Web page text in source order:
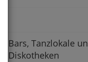
Bars, Tanzlokale
Diskotheken